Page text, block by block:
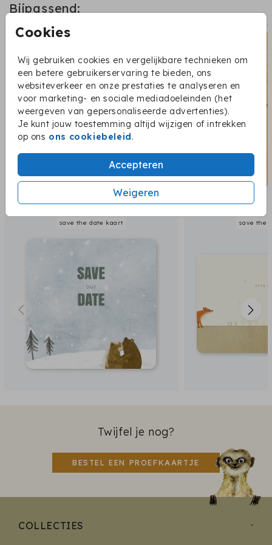
Cookies
Wij gebruiken cookies en vergelijkbare technieken om
een betere gebruikerservaring te bieden, ons
websiteverkeer en onze prestaties te analyseren en
voor marketing- en sociale mediadoeleinden (het
weergeven van gepersonaliseerde advertenties).
Je kunt jouw toestemming altijd wijzigen of intrekken
op ons ons cookiebeleid.
Accepteren
Weigeren
Bijpassend:
Dit vind je misschien ook leuk:
save the date kaart save the
Twijfel je nog?
BESTEL EEN PROEFKAARTJE
COLLECTIES